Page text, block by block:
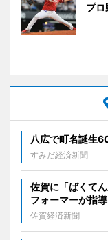
プ
八広で町名誕生
すみだ経済新聞
佐賀に「ばくて
フォーマーが指導
佐賀経済新聞